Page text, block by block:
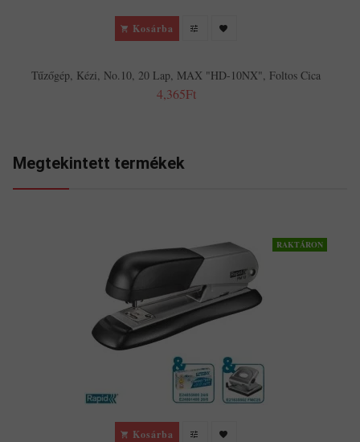
Kosárba
Tűzőgép, Kézi, No.10, 20 Lap, MAX "HD-10NX", Foltos Cica
4,365Ft
Megtekintett termékek
RAKTÁRON
Kosárba